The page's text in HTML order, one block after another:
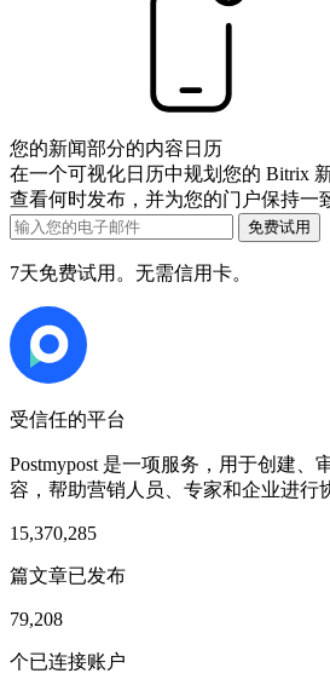
您的新闻部分的内容日历
在一个可视化日历中规划您的 Bitrix
查看何时发布，并为您的门户保持一
免费试用
7天免费试用。无需信用卡。
受信任的平台
Postmypost 是一项服务，用于创建、
容，帮助营销人员、专家和企业进行
15,370,285
篇文章已发布
79,208
个已连接账户